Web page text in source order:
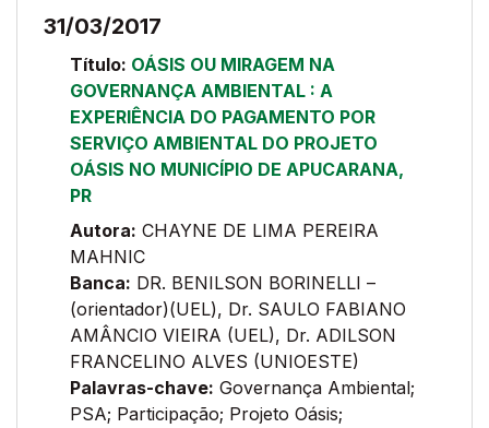
31/03/2017
Título: OÁSIS OU MIRAGEM NA
GOVERNANÇA AMBIENTAL : A
EXPERIÊNCIA DO PAGAMENTO POR
SERVIÇO AMBIENTAL DO PROJETO
OÁSIS NO MUNICÍPIO DE APUCARANA,
PR
Autora: CHAYNE DE LIMA PEREIRA
MAHNIC
Banca: DR. BENILSON BORINELLI –
(orientador)(UEL), Dr. SAULO FABIANO
AMÂNCIO VIEIRA (UEL), Dr. ADILSON
FRANCELINO ALVES (UNIOESTE)
Palavras-chave: Governança Ambiental;
PSA; Participação; Projeto Oásis;